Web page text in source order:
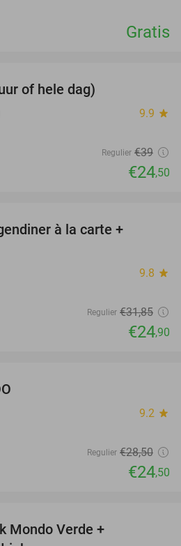
Gratis
of hele dag)
9.9 star
Regulier €39
€24,50
à la carte +
9.8 star
Regulier €31,85
€24,90
9.2 star
Regulier €28,50
€24,50
Mondo Verde +